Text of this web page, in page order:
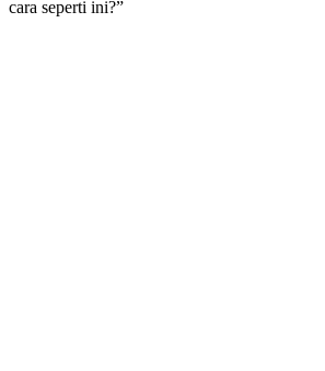
cara seperti ini?”